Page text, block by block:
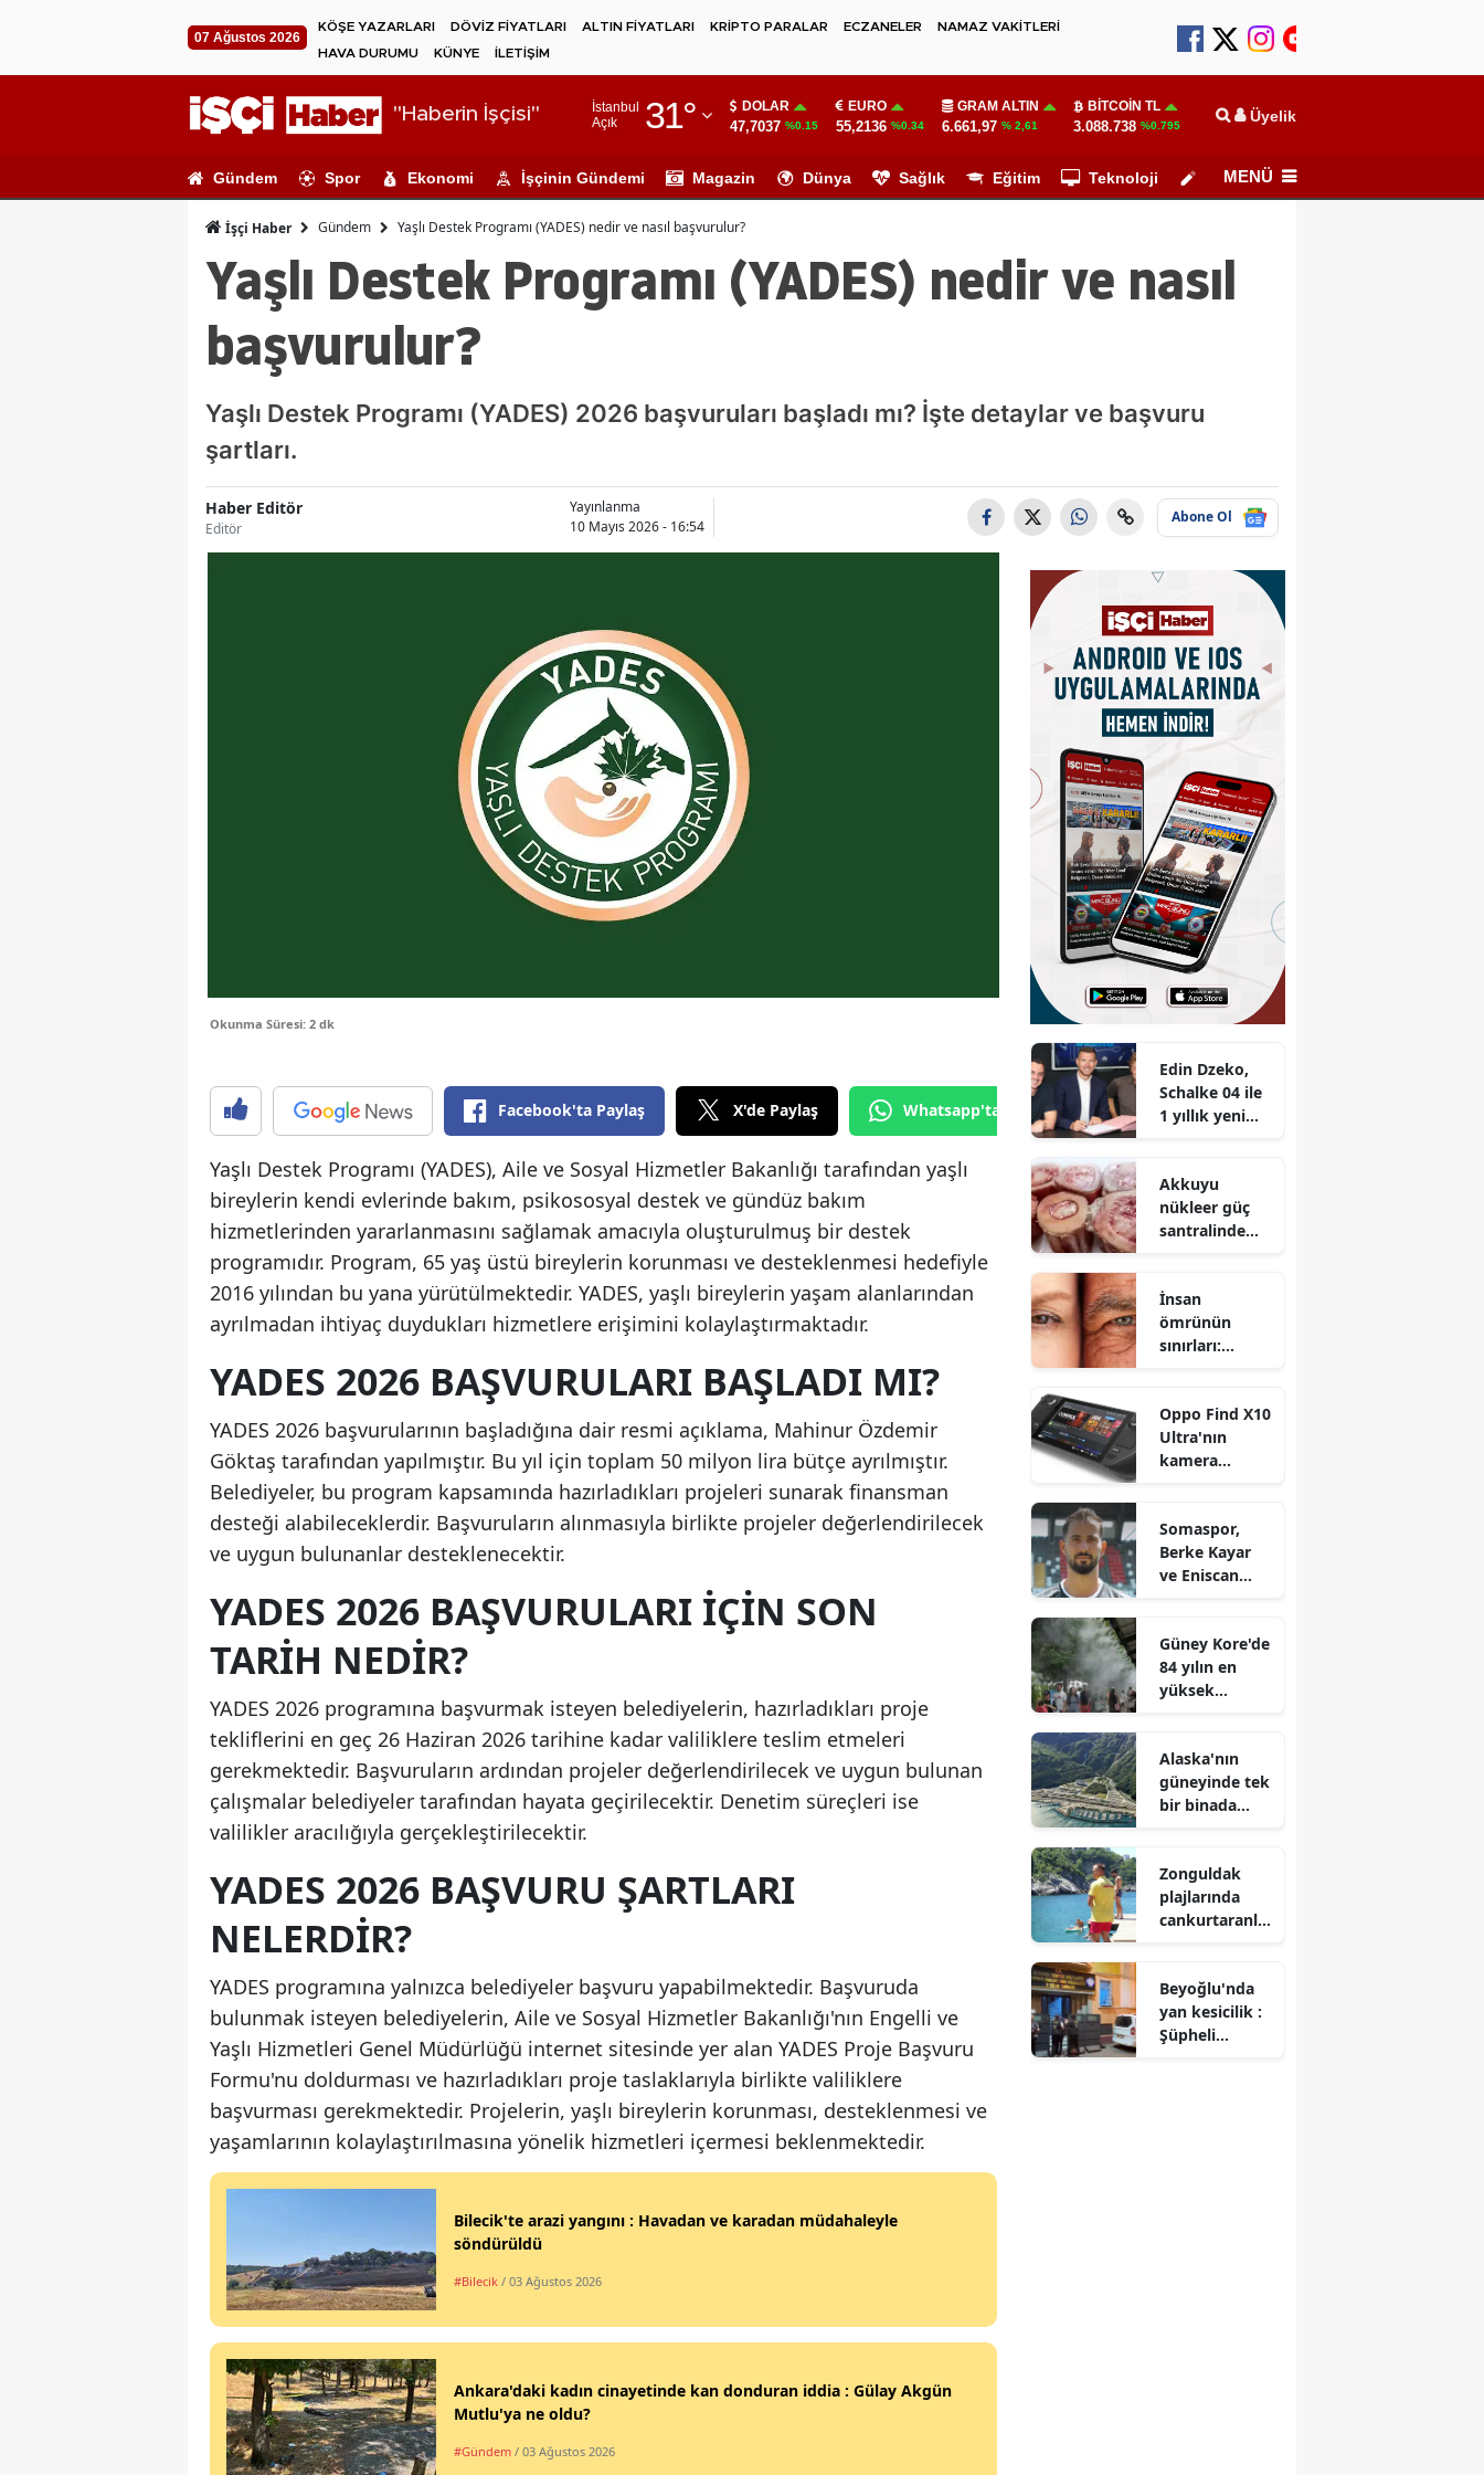
07 Ağustos 2026
KÖŞE YAZARLARI DÖVİZ FİYATLARI ALTIN FİYATLARI KRİPTO PARALAR ECZANELER
NAMAZ VAKİTLERİ
HAVA DURUMU
KÜNYE İLETİŞİM
"Haberin İşçisi"
İstanbul
Açık
31°
Adıyaman
Ağrı
Ankara
Aydın
Bilecik
Bolu
Burdur
Bursa
Çanakkale
Çankırı
Çorum
Denizli
Erzincan
Eskişehir
Gaziantep
Giresun
Gümüşhane
Hakkari
Hatay
Isparta
Mersin
İzmir
Kastamonu
Kayseri
Kırklareli
Kocaeli
Malatya
Manisa
Kahramanmaraş
Mardin
Niğde
DOLAR
47,7037 %0.15
EURO
55,2136 %0.34
GRAM ALTIN
6.661,97 % 2,61
BITCOIN TL
3.088.738 %0.795 Üyelik
Gündem Spor Ekonomi İşçinin Gündemi Magazin Dünya Sağlık Eğitim Teknoloji Köşe Yazarları
MENÜ
İşçi Haber Gündem Yaşlı Destek Programı (YADES) nedir ve nasıl başvurulur?
Yaşlı Destek Programı (YADES) nedir ve nasıl
başvurulur?
Yaşlı Destek Programı (YADES) 2026 başvuruları başladı mı? İşte detaylar ve başvuru
şartları.
Haber Editör
Editör
Yayınlanma
10 Mayıs 2026 - 16:54
Abone Ol
Okunma Süresi: 2 dk
Facebook'ta Paylaş X'de Paylaş Whatsapp'tan Gönder
Yaşlı Destek Programı (YADES), Aile ve Sosyal Hizmetler Bakanlığı tarafından yaşlı
bireylerin kendi evlerinde bakım, psikososyal destek ve gündüz bakım
hizmetlerinden yararlanmasını sağlamak amacıyla oluşturulmuş bir destek
programıdır. Program, 65 yaş üstü bireylerin korunması ve desteklenmesi hedefiyle
2016 yılından bu yana yürütülmektedir. YADES, yaşlı bireylerin yaşam alanlarından
ayrılmadan ihtiyaç duydukları hizmetlere erişimini kolaylaştırmaktadır.
YADES 2026 BAŞVURULARI BAŞLADI MI?
YADES 2026 başvurularının başladığına dair resmi açıklama, Mahinur Özdemir
Göktaş tarafından yapılmıştır. Bu yıl için toplam 50 milyon lira bütçe ayrılmıştır.
Belediyeler, bu program kapsamında hazırladıkları projeleri sunarak finansman
desteği alabileceklerdir. Başvuruların alınmasıyla birlikte projeler değerlendirilecek
ve uygun bulunanlar desteklenecektir.
YADES 2026 BAŞVURULARI İÇIN SON
TARIH NEDIR?
YADES 2026 programına başvurmak isteyen belediyelerin, hazırladıkları proje
tekliflerini en geç 26 Haziran 2026 tarihine kadar valiliklere teslim etmeleri
gerekmektedir. Başvuruların ardından projeler değerlendirilecek ve uygun bulunan
çalışmalar belediyeler tarafından hayata geçirilecektir. Denetim süreçleri ise
valilikler aracılığıyla gerçekleştirilecektir.
YADES 2026 BAŞVURU ŞARTLARI
NELERDIR?
YADES programına yalnızca belediyeler başvuru yapabilmektedir. Başvuruda
bulunmak isteyen belediyelerin, Aile ve Sosyal Hizmetler Bakanlığı'nın Engelli ve
Yaşlı Hizmetleri Genel Müdürlüğü internet sitesinde yer alan YADES Proje Başvuru
Formu'nu doldurması ve hazırladıkları proje taslaklarıyla birlikte valiliklere
başvurması gerekmektedir. Projelerin, yaşlı bireylerin korunması, desteklenmesi ve
yaşamlarının kolaylaştırılmasına yönelik hizmetleri içermesi beklenmektedir.
Bilecik'te arazi yangını : Havadan ve karadan müdahaleyle
söndürüldü
#Bilecik / 03 Ağustos 2026
Ankara'daki kadın cinayetinde kan donduran iddia : Gülay Akgün
Mutlu'ya ne oldu?
#Gündem / 03 Ağustos 2026
Edin Dzeko,
Schalke 04 ile
1 yıllık yeni
Akkuyu
nükleer güç
santralinde
devredilecek?
İnsan
ömrünün
sınırları:
durdurulsa
bile ne kadar
yaşanabilir?
Oppo Find X10
Ultra'nın
kamera
Somaspor,
Berke Kayar
ve Eniscan
imzaladı
Güney Kore'de
84 yılın en
yüksek
Alaska'nın
güneyinde tek
bir binada
topluluk nasıl
hayatını
sürdürüyor?
Zonguldak
plajlarında
cankurtaranla
vakasına
müdahale
edildi
Beyoğlu'nda
yan kesicilik :
Şüpheli